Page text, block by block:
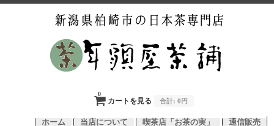
カートを見る
0
合計: 0円
ホーム 当店について 喫茶店「お茶の実」
通信販売